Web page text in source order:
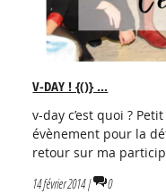
V-DAY ! {()} ...
v-day c’est quoi ?
évènement pour la
retour sur ma
14 février 2014 |
0